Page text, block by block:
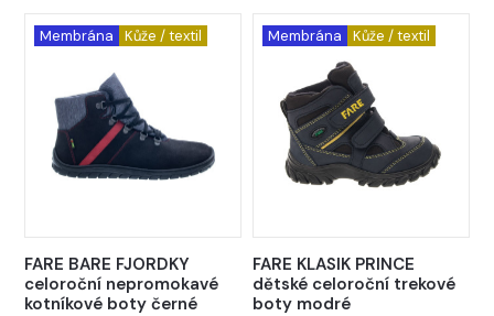
Membrána Kůže / textil
FARE BARE FJORDKY
celoroční nepromokavé
kotníkové boty černé
Membrána Kůže / textil
FARE KLASIK PRINCE
dětské celoroční trekové
boty modré